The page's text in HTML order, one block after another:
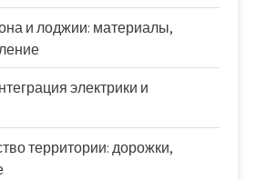
и лоджии: материалы,
электрики и
территории: дорожки,